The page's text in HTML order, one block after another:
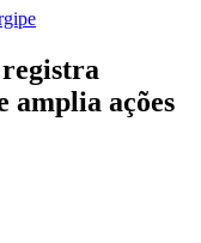
amplia ações